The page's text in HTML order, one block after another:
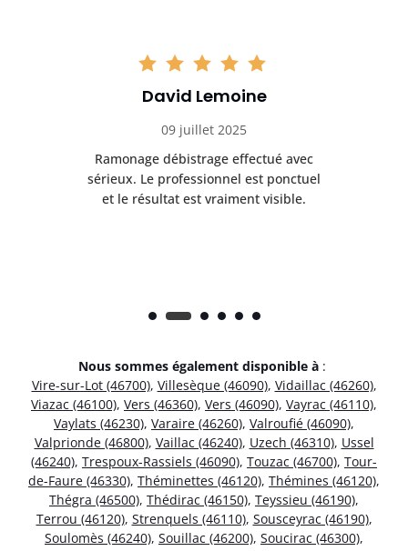
David Lemoine
09 juillet 2025
Ramonage débistrage effectué avec
sérieux. Le professionnel est ponctuel
et le résultat est vraiment visible.
Nous sommes également disponible à :
Vire-sur-Lot (46700), Villesèque (46090), Vidaillac (46260),
Viazac (46100), Vers (46360), Vers (46090), Vayrac (46110),
Vaylats (46230), Varaire (46260), Valroufié (46090),
Valprionde (46800), Vaillac (46240), Uzech (46310), Ussel
(46240), Trespoux-Rassiels (46090), Touzac (46700), Tour-
de-Faure (46330), Théminettes (46120), Thémines (46120),
Thégra (46500), Thédirac (46150), Teyssieu (46190),
Terrou (46120), Strenquels (46110), Sousceyrac (46190),
Soulomès (46240), Souillac (46200), Soucirac (46300),